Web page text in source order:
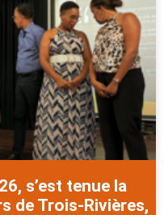
s’est tenue la
de Trois-Rivières,